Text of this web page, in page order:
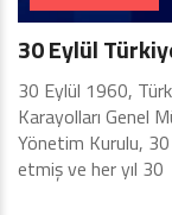
30 Eylül
30 Eylül 1960,
Karayolları Genel
Yönetim Kurulu, 30
etmiş ve her yıl 30